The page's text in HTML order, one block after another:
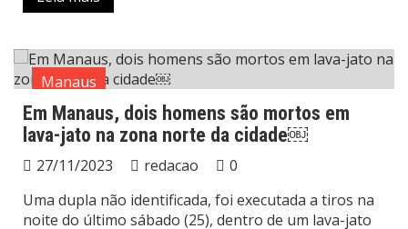
Manaus
Em Manaus, dois homens são mortos em
lava-jato na zona norte da cidade￼
27/11/2023 redacao
0
Uma dupla não identificada, foi executada a tiros na
noite do último sábado (25), dentro de um lava-jato